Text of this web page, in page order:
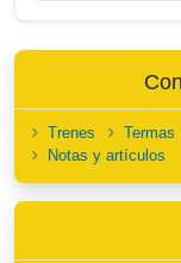
Trenes Termas
Notas y artículos